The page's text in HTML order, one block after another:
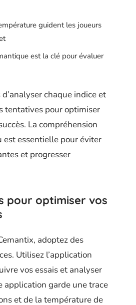
guident les joueurs
est la clé pour évaluer
chaque indice et
tentatives pour optimiser
La compréhension
est essentielle pour éviter
et progresser
pour optimiser vos
adoptez des
Utilisez l’application
vos essais et analyser
application garde une trace
et de la température de